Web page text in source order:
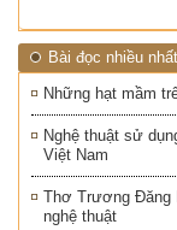
Bài đọc nhiều nhất
Những hạt mầm
Nghệ thuật sử
Việt Nam
Thơ Trương Đăng
nghệ thuật